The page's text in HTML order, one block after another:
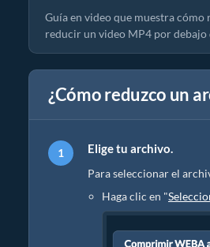
Guía en video que muestra
reducir un video MP4 por debajo
¿Cómo reduzco un
Elige tu archivo.
Para seleccionar el
Haga clic en "